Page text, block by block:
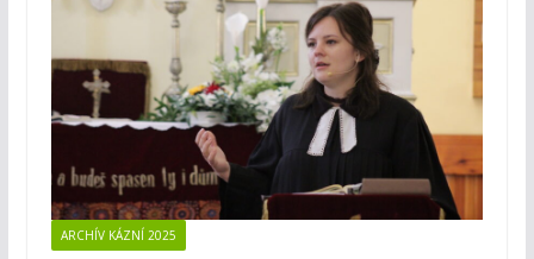
ARCHÍV KÁZNÍ 2025